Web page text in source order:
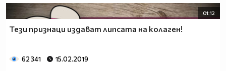
01:12
Тези признаци издават липсата на колаген!
62 341 15.02.2019